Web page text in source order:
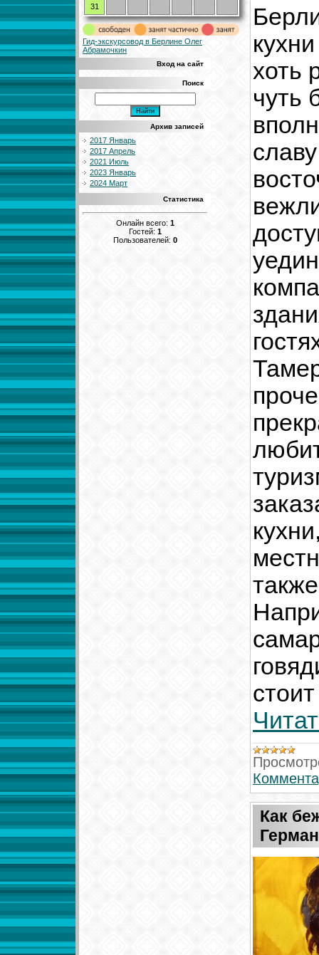
31
Гид-экскурсовод в Берлине Олег
Абрамочкин
Вход на сайт
Поиск
Архив записей
2017 Январь
2017 Апрель
2021 Июль
2023 Январь
2024 Март
Статистика
Онлайн всего: 1
Гостей: 1
Пользователей: 0
хоть
чуть
Как